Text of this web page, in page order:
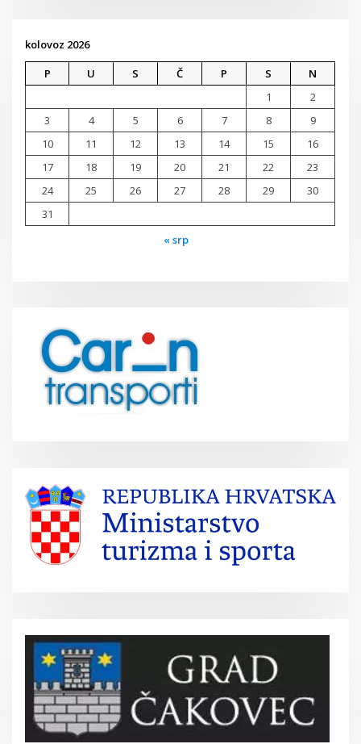
kolovoz 2026
P
U S Č P S
N
1
2
3
4 5 6 7 8
9
10
11 12 13 14 15
16
17
18 19 20 21 22
23
24
25 26 27 28 29
30
31
« srp